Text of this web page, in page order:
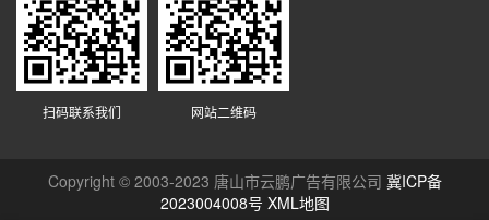
扫码联系我们 网站二维码
Copyright © 2003-2023 唐山市云鹏广告有限公司 冀ICP备
2023004008号 XML地图